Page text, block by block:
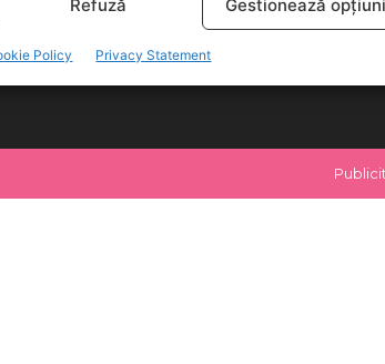
Refuză Gestionează opțiuni
Policy Privacy Statement
eviti
peste
COMPORTAMENT